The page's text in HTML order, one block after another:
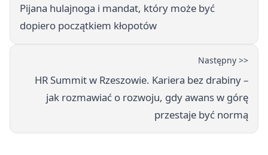
Pijana hulajnoga i mandat, który może być
dopiero początkiem kłopotów
Następny >>
HR Summit w Rzeszowie. Kariera bez drabiny –
jak rozmawiać o rozwoju, gdy awans w górę
przestaje być normą